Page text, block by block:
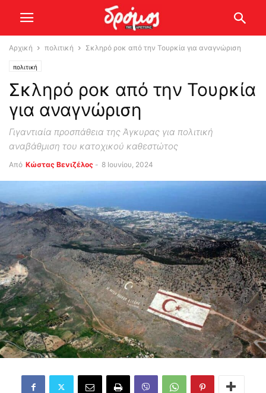
Αρχική πολιτική Σκληρό ροκ από την Τουρκία για αναγνώριση
πολιτική
Σκληρό ροκ από την Τουρκία
για αναγνώριση
Γιγαντιαία προσπάθεια της Άγκυρας για πολιτική
αναβάθμιση του κατοχικού καθεστώτος
Από Κώστας Βενιζέλος - 8 Ιουνίου, 2024